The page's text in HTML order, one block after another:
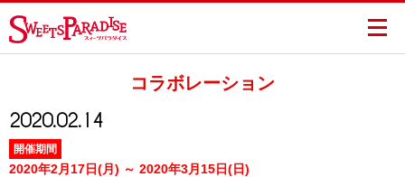
コラボレーション
2020.02.14
開催期間
2020年2月17日(月) ～ 2020年3月15日(日)